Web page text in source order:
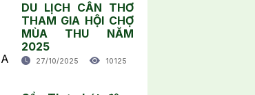
DU LỊCH CẦN THƠ
THAM GIA HỘI CHỢ
MÙA THU NĂM
2025
27/10/2025 10125